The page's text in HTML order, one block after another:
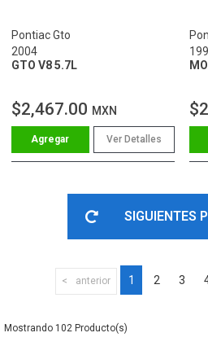
Pontiac Gto
2004
GTO V8 5.7L
$2,467.00 MXN
Ver Detalles
SIGUIENTES
anterior 1 2 3
102